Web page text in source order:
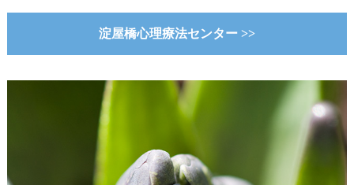
淀屋橋心理療法センター >>